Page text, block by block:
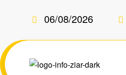
06/08/2026